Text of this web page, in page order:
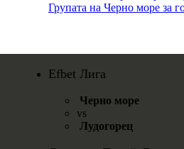
Групата на Черно море за
Efbet Лига
Черно море
vs
Лудогорец